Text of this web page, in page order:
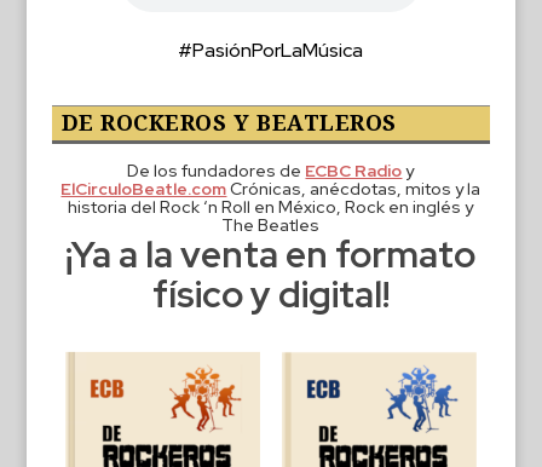
#PasiónPorLaMúsica
DE ROCKEROS Y BEATLEROS
De los fundadores de ECBC Radioy
ElCirculoBeatle.comCrónicas, anécdotas, mitos y la
historia del Rock ‘n Roll en México, Rock en inglés y
The Beatles
¡Ya a la venta en formato
físico y digital!